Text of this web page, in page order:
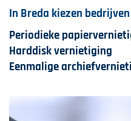
In Breda kiezen
Periodieke
Harddisk vernietiging
Eenmalige